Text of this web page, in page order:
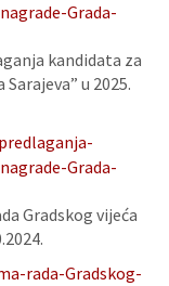
Grada-
kandidata za
u 2025.
Grada-
Gradskog vijeća
rada-Gradskog-